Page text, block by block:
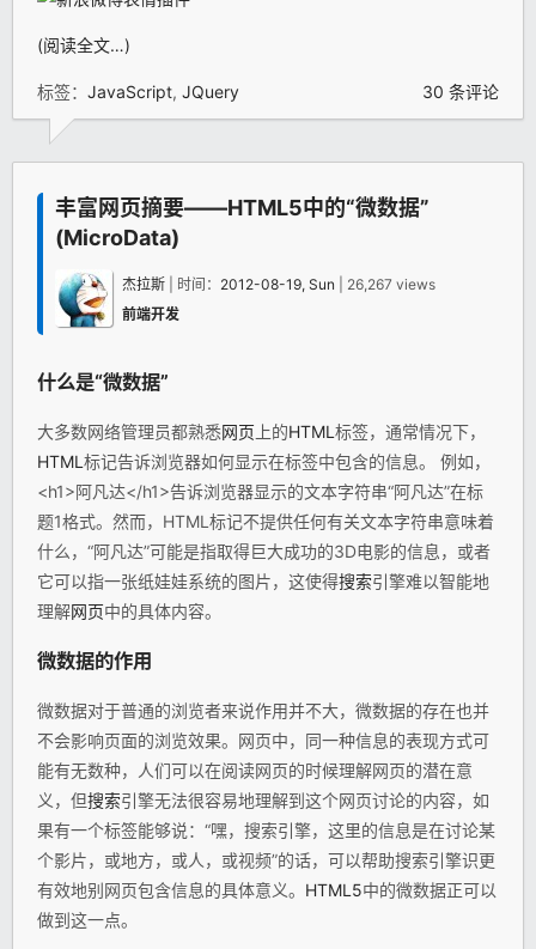
(阅读全文…)
标签： JavaScript, JQuery 30 条评论
丰富网页摘要——HTML5中的“微数据”
(MicroData)
杰拉斯 | 时间： 2012-08-19, Sun | 26,267 views
前端开发
什么是“微数据”
大多数网络管理员都熟悉网页 上的HTML 标签，通常情况下，
HTML 标记告诉浏览器如何显示在标签中包含的信息。 例如，
<h1>阿凡达</h1>告诉浏览器显示的文本字符串“阿凡达”在标
题1格式。然而，HTML标记不提供任何有关文本字符串意味着
什么，“阿凡达”可能是指取得巨大成功的3D电影的信息，或者
它可以指一张纸娃娃系统的图片，这使得搜索引擎难以智能地
理解网页中的具体内容。
微数据的作用
微数据对于普通的浏览者来说作用并不大，微数据的存在也并
不会影响页面的浏览效果。网页中，同一种信息的表现方式可
能有无数种，人们可以在阅读网页的时候理解网页的潜在意
义，但搜索引擎无法很容易地理解到这个网页讨论的内容，如
果有一个标签能够说：“嘿，搜索引擎，这里的信息是在讨论某
个影片，或地方，或人，或视频”的话，可以帮助搜索引擎识更
有效地别网页包含信息的具体意义。 HTML5中的微数据正可以
做到这一点。